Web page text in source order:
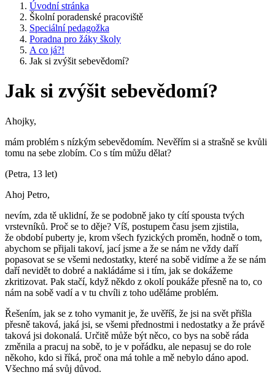
Úvodní stránka
Školní poradenské pracoviště
Speciální pedagožka
Poradna pro žáky školy
A co já?!
Jak si zvýšit sebevědomí?
Jak si zvýšit sebevědomí?
Ahojky,
mám problém s nízkým sebevědomím. Nevěřím si a strašně se kvůli
tomu na sebe zlobím. Co s tím můžu dělat?
(Petra, 13 let)
Ahoj Petro,
nevím, zda tě uklidní, že se podobně jako ty cítí spousta tvých
vrstevníků. Proč se to děje? Víš, postupem času jsem zjistila,
že období puberty je, krom všech fyzických proměn, hodně o tom,
abychom se přijali takoví, jací jsme a že se nám ne vždy daří
popasovat se se všemi nedostatky, které na sobě vidíme a že se nám
daří nevidět to dobré a nakládáme si i tím, jak se dokážeme
zkritizovat. Pak stačí, když někdo z okolí poukáže přesně na to, co
nám na sobě vadí a v tu chvíli z toho uděláme problém.
Řešením, jak se z toho vymanit je, že uvěříš, že jsi na svět přišla
přesně taková, jaká jsi, se všemi přednostmi i nedostatky a že právě
taková jsi dokonalá. Určitě může být něco, co bys na sobě ráda
změnila a pracuj na sobě, to je v pořádku, ale nepasuj se do role
někoho, kdo si říká, proč ona má tohle a mě nebylo dáno apod.
Všechno má svůj důvod.